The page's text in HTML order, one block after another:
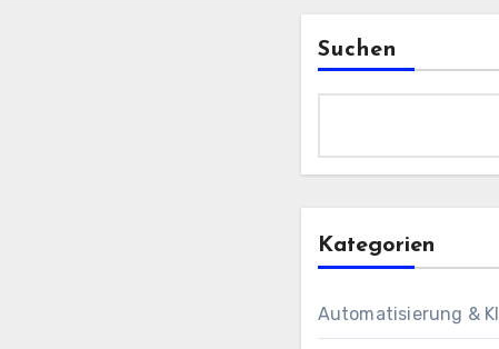
Suchen
Kategorien
Automatisierung & KI